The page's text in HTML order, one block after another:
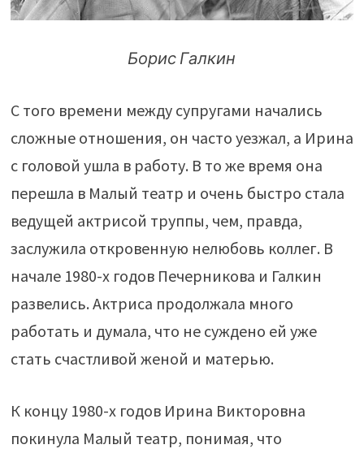
Борис Галкин
С того времени между супругами начались
сложные отношения, он часто уезжал, а Ирина
с головой ушла в работу. В то же время она
перешла в Малый театр и очень быстро стала
ведущей актрисой труппы, чем, правда,
заслужила откровенную нелюбовь коллег. В
начале 1980-х годов Печерникова и Галкин
развелись. Актриса продолжала много
работать и думала, что не суждено ей уже
стать счастливой женой и матерью.
К концу 1980-х годов Ирина Викторовна
покинула Малый театр, понимая, что